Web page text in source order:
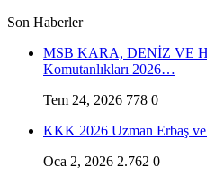
Son Haberler
MSB KARA, DENİZ VE
Komutanlıkları 2026…
Tem 24, 2026 778 0
KKK 2026 Uzman Erbaş
Oca 2, 2026 2.762 0